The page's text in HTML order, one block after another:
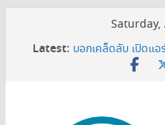
contentLatest:
เครื่องกรองน้ำเซน
บอกเคล็ดลับ เปิดแอ
MINI BALLOON